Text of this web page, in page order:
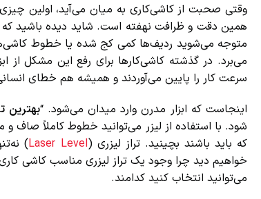
وقتی صحبت از کاشی‌کاری به میان می‌آید، اولین
همین دقت و ظرافت نهفته است. شاید دیده باشید که
متوجه می‌شوید ردیف‌ها کمی کج شده یا خطوط کاشی‌ها
می‌برد. در گذشته کاشی‌کارها برای رفع این مشکل از
سرعت کار را پایین می‌آوردند و همیشه هم خطای
اینجاست که ابزار مدرن وارد میدان می‌شود. “ بهترین
شود. با استفاده از لیزر می‌توانید خطوط کاملاً صاف و
که باید باشند بچینید. تراز لیزری ( Laser Level
)
خواهیم دید چرا وجود یک تراز لیزری مناسب کاشی
می‌توانید انتخاب کنید کدامند.